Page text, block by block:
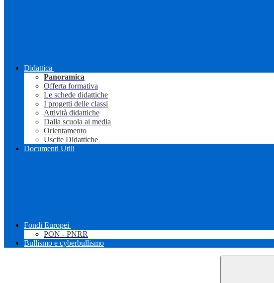
Didattica
Panoramica
Offerta formativa
Le schede didattiche
I progetti delle classi
Attività didattiche
Dalla scuola ai media
Orientamento
Uscite Didattiche
Documenti Utili
Fondi Europei
PON - PNRR
Bullismo e cyberbullismo